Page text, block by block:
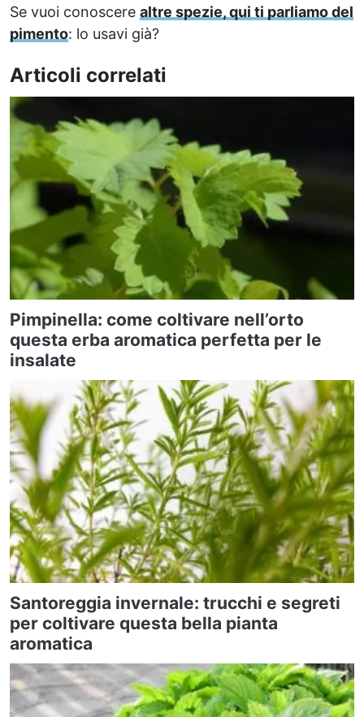
Se vuoi conoscere altre spezie, qui ti parliamo del
pimento: lo usavi già?
Articoli correlati
Pimpinella: come coltivare nell’orto
questa erba aromatica perfetta per le
insalate
Santoreggia invernale: trucchi e segreti
per coltivare questa bella pianta
aromatica